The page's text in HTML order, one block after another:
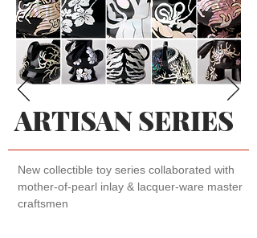
ARTISAN SERIES
New collectible toy series collaborated with
mother-of-pearl inlay & lacquer-ware master
craftsmen